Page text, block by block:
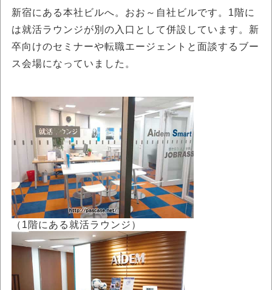
新宿にある本社ビルへ。おお～自社ビルです。1階に
は就活ラウンジが別の入口として併設しています。新
卒向けのセミナーや転職エージェントと面談するブー
ス会場になっていました。
（1階にある就活ラウンジ）